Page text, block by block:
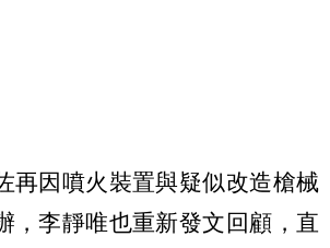
再因噴火裝置與疑似改造槍械
，李靜唯也重新發文回顧，直